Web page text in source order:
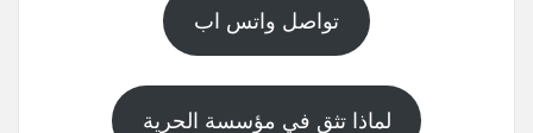
تواصل واتس اب
لماذا تثق في مؤسسة الحرية